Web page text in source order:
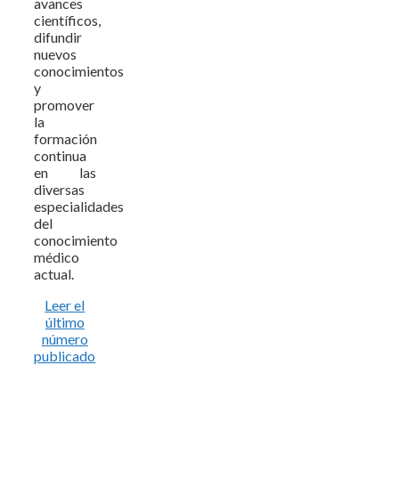
científicos,
difundir
nuevos
conocimientos
y
promover
la
formación
continua
en las
diversas
especialidades
del
conocimiento
médico
actual.
Leer el
último
número
publicado